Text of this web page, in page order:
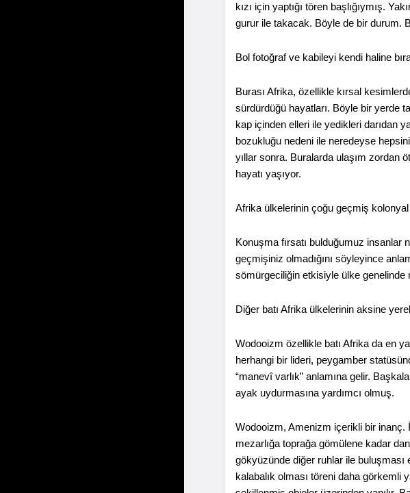
kızı için yaptığı tören başlığıymış.
gurur ile takacak. Böyle de bir durum.
Bol fotoğraf ve kabileyi kendi haline
Burası Afrika, özellikle kırsal
sürdürdüğü hayatları. Böyle bir yerde
kap içinden elleri ile yedikleri darıdan
bozukluğu nedeni ile neredeyse
yıllar sonra. Buralarda ulaşım zordan
hayatı yaşıyor.
Afrika ülkelerinin çoğu geçmiş kolonyal
Konuşma fırsatı bulduğumuz
geçmişiniz olmadığını söyleyince
sömürgeciliğin etkisiyle ülke genelinde
Diğer batı Afrika ülkelerinin aksine
Wodooizm özellikle batı Afrika da en
herhangi bir lideri, peygamber
“manevî varlık” anlamına gelir.
ayak uydurmasına yardımcı olmuş.
Wodooizm, Amenizm içerikli bir inanç.
mezarlığa toprağa gömülene kadar
gökyüzünde diğer ruhlar ile buluşması
kalabalık olması töreni daha görkemli